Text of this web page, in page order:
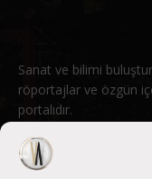
Sanat ve bilimi
röportajlar ve özgün
portalıdır.
Bizimle iletişime geçin: